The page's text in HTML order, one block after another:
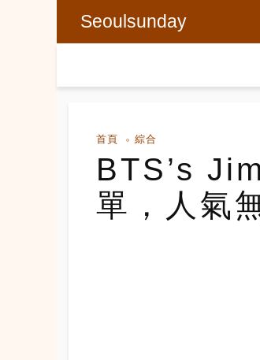
Seoulsunday
首頁 綜合
BTS’s
單，人氣